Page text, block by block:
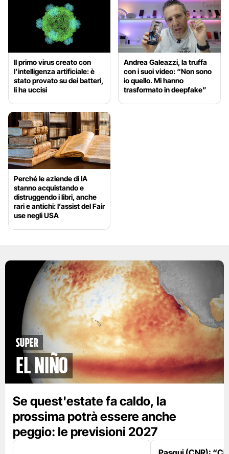
Il primo virus creato con
l’intelligenza artificiale: è
stato provato su dei batteri,
li ha uccisi
Andrea Galeazzi, la truffa
con i suoi video: “Non sono
io quello. Mi hanno
trasformato in deepfake”
Perché le aziende di IA
stanno acquistando e
distruggendo i libri, anche
rari e antichi: l’assist del Fair
use negli USA
Super
El Niño
Se quest'estate fa caldo, la
prossima potrà essere anche
peggio: le previsioni 2027